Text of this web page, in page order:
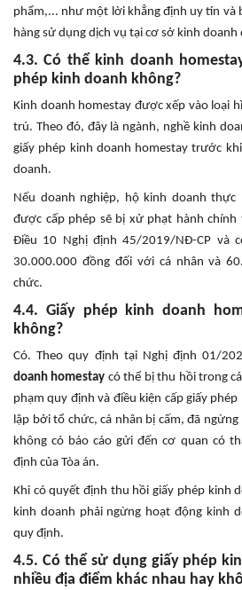
phẩm,... như một lời khẳng định uy tín và
hàng sử dụng dịch vụ tại cơ sở kinh doanh
4.3. Có thể kinh doanh
phép kinh doanh không?
Kinh doanh homestay được xếp vào loại
trú. Theo đó, đây là ngành, nghề kinh
giấy phép kinh doanh homestay trước
doanh.
Nếu doanh nghiệp, hộ kinh doanh
được cấp phép sẽ bị xử phạt hành
Điều 10 Nghị định 45/2019/NĐ-CP và
30.000.000 đồng đối với cá nhân và
chức.
4.4. Giấy phép kinh doanh
không?
Có. Theo quy định tại Nghị định 01/
doanh homestay có thể bị thu hồi trong
phạm quy định và điều kiện cấp giấy
lập bởi tổ chức, cá nhân bị cấm, đã
không có báo cáo gửi đến cơ quan có
định của Tòa án.
Khi có quyết định thu hồi giấy phép kinh
kinh doanh phải ngừng hoạt động kinh
quy định.
4.5. Có thể sử dụng giấy phép
nhiều địa điểm khác nhau hay